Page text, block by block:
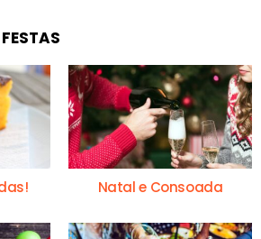
Natal e Consoada